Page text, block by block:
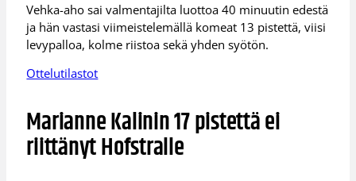
Vehka-aho sai valmentajilta luottoa 40 minuutin edestä
ja hän vastasi viimeistelemällä komeat 13 pistettä, viisi
levypalloa, kolme riistoa sekä yhden syötön.
Ottelutilastot
Marianne Kalinin 17 pistettä ei
riittänyt Hofstralle